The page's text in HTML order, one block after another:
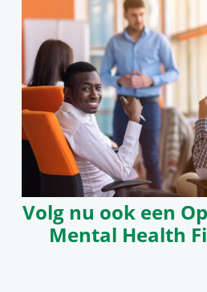
Volg nu ook een
Mental Health